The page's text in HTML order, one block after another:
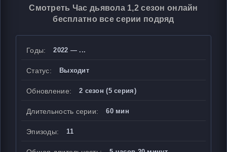
Смотреть Час дьявола 1,2 сезон онлайн
бесплатно все серии подряд
Годы: 2022 — ...
Статус: Выходит
Обновление: 2 сезон (5 серия)
Длительность серии: 60 мин
Эпизоды: 11